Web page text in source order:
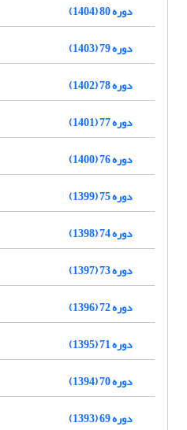
دوره 80 (1404)
دوره 79 (1403)
دوره 78 (1402)
دوره 77 (1401)
دوره 76 (1400)
دوره 75 (1399)
دوره 74 (1398)
دوره 73 (1397)
دوره 72 (1396)
دوره 71 (1395)
دوره 70 (1394)
دوره 69 (1393)